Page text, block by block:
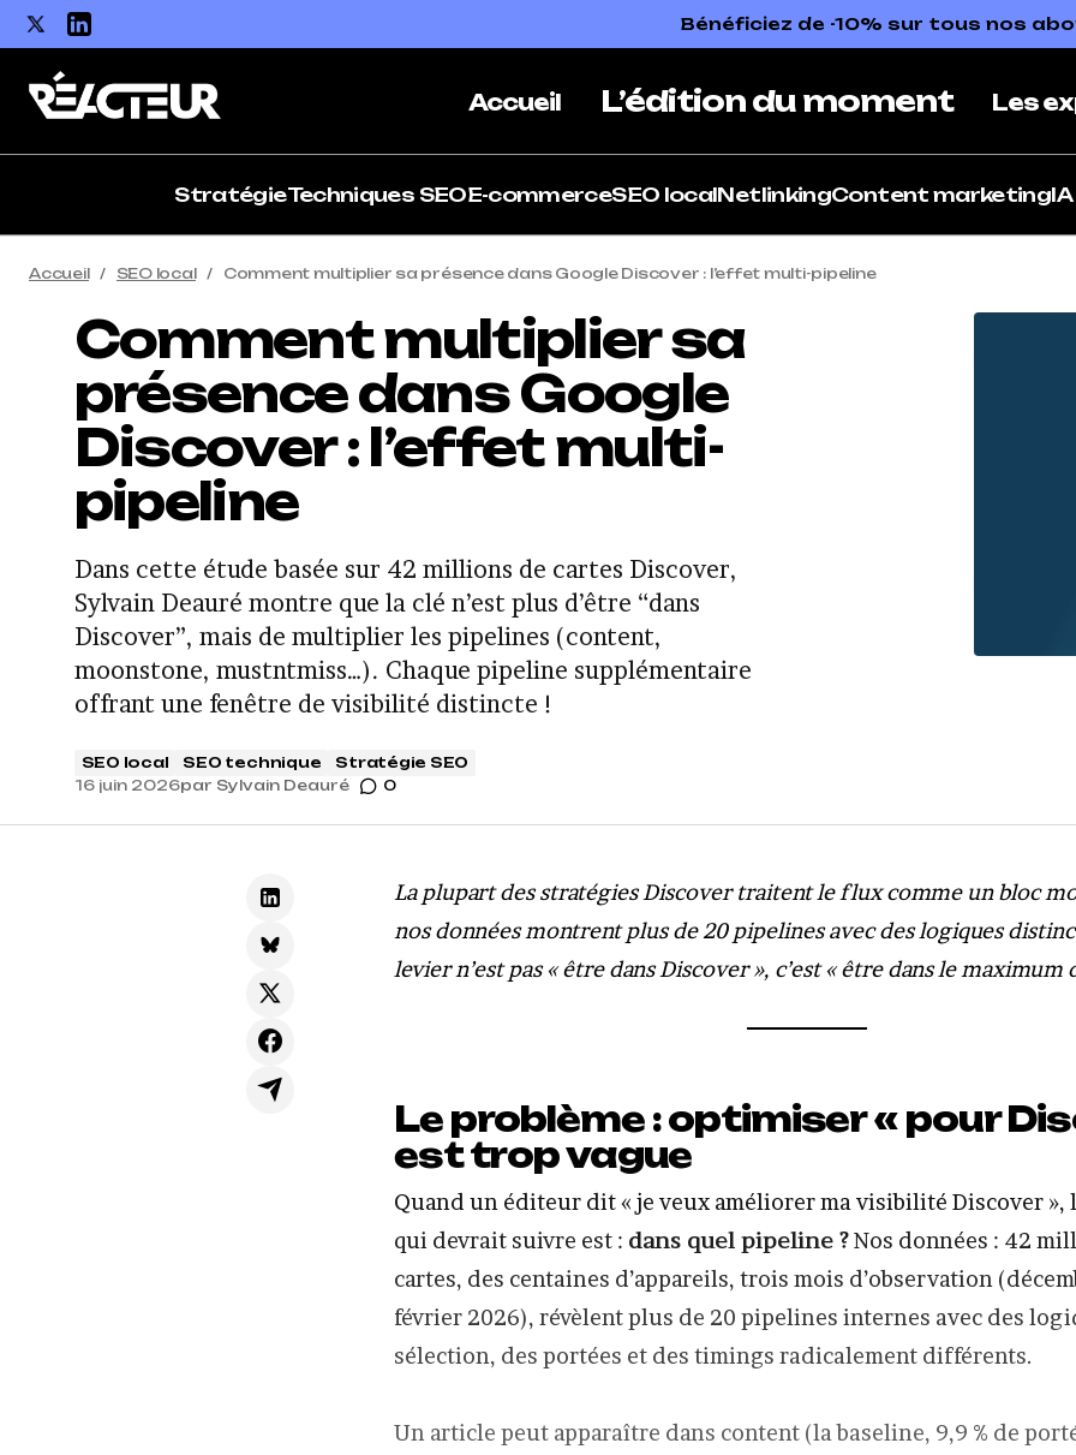
Bénéficiez de -10% sur tous nos
Accueil L’édition du moment Les
StratégieTechniques SEOE-commerceSEO localNetlinkingContent marketingIA
Accueil SEO local Comment multiplier sa présence dans Google Discover : l’effet multi-pipeline
Comment multiplier sa
présence dans Google
Discover : l’effet multi-
pipeline
Dans cette étude basée sur 42 millions de cartes Discover,
Sylvain Deauré montre que la clé n’est plus d’être “dans
Discover”, mais de multiplier les pipelines (content,
moonstone, mustntmiss…). Chaque pipeline supplémentaire
offrant une fenêtre de visibilité distincte !
SEO local SEO technique
Stratégie SEO
16 juin 2026par Sylvain Deauré 0
La plupart des stratégies Discover traitent le flux comme un bloc
nos données montrent plus de 20 pipelines avec des logiques
levier n’est pas « être dans Discover », c’est « être dans le maximum
Le problème : optimiser « pour
est trop vague
Quand un éditeur dit « je veux améliorer ma visibilité Discover »,
qui devrait suivre est : dans quel pipeline ?Nos données : 42
cartes, des centaines d’appareils, trois mois d’observation
février 2026), révèlent plus de 20 pipelines internes avec des
sélection, des portées et des timings radicalement différents.
Un article peut apparaître dans content (la baseline, 9,9 % de